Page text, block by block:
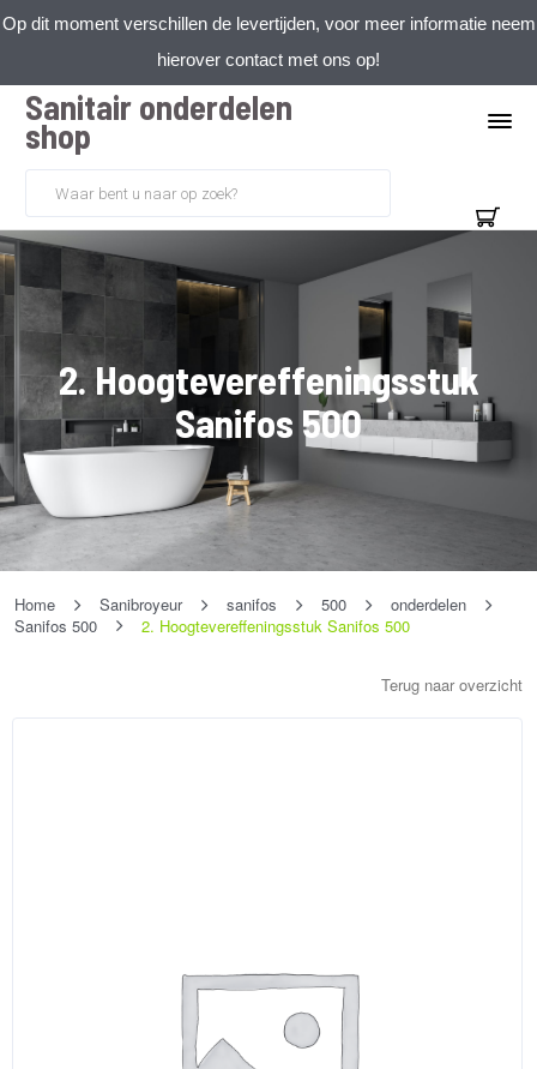
Op dit moment verschillen de levertijden, voor meer informatie neem
hierover contact met ons op!
Sanitair onderdelen
shop
2. Hoogtevereffeningsstuk
Sanifos 500
Home Sanibroyeur sanifos 500
onderdelen
Sanifos 500
2. Hoogtevereffeningsstuk Sanifos 500
Terug naar overzicht